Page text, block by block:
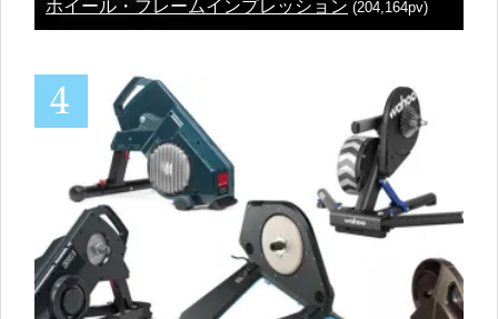
ホイール・フレームインプレッション (204,164pv)